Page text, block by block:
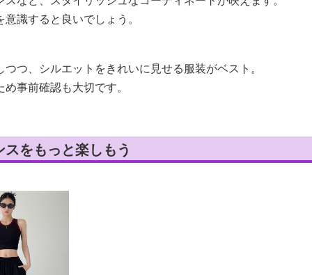
識すると良いでしょう。
つ、シルエットをきれいに見せる服装がベスト。
事前確認も大切です。
をもっと楽しもう